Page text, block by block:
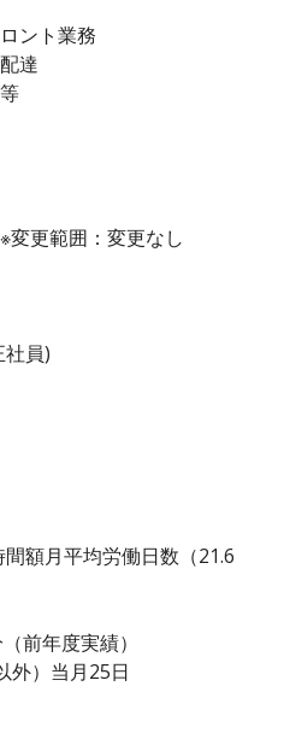
ント業務
達
変更範囲：変更なし
員)
額月平均労働日数（21.6
前年度実績）
外）当月25日